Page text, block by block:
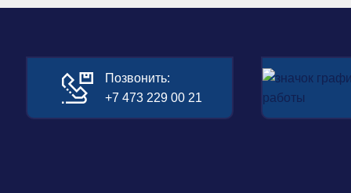
Позвонить:
+7 473 229 00 21